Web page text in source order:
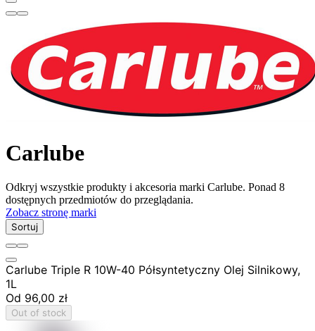
Carlube
Odkryj wszystkie produkty i akcesoria marki Carlube. Ponad 8
dostępnych przedmiotów do przeglądania.
Zobacz stronę marki
Sortuj
Carlube Triple R 10W-40 Półsyntetyczny Olej Silnikowy,
1L
Od 96,00 zł
Out of stock